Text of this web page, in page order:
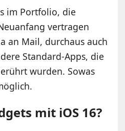
im Portfolio, die
vertragen
an Mail, durchaus auch
Standard-Apps, die
wurden. Sowas
mit iOS 16?